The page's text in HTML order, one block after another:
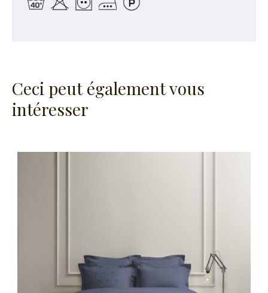
Ceci peut également vous
intéresser